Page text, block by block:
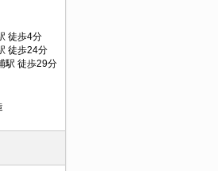
徒歩4分
徒歩24分
駅 徒歩29分